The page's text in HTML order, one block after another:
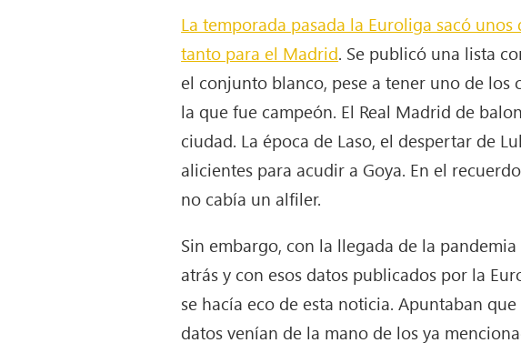
La temporada pasada la Euroliga sacó
tanto para el Madrid. Se publicó una lista
el conjunto blanco, pese a tener uno de los
la que fue campeón. El Real Madrid de
ciudad. La época de Laso, el despertar de
alicientes para acudir a Goya. En el
no cabía un alfiler.
Sin embargo, con la llegada de la
atrás y con esos datos publicados por la
se hacía eco de esta noticia. Apuntaban
datos venían de la mano de los ya